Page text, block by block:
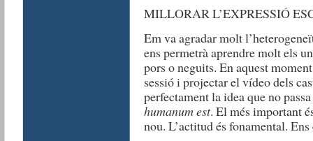
MILLORAR L’EXPRESSIÓ
Em va agradar molt
ens permetrà aprendre molt els
pors o neguits. En aquest
sessió i projectar el vídeo dels
perfectament la idea que no
humanum est. El més important
nou. L’actitud és fonamental.